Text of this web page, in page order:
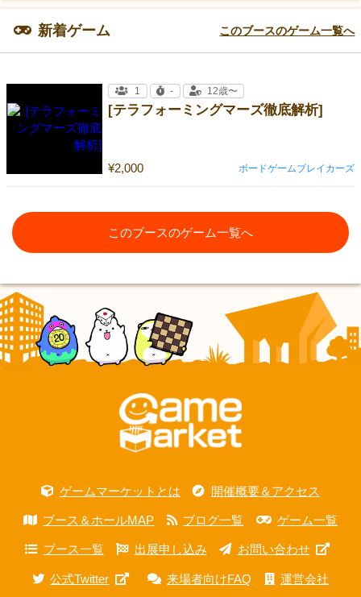
新着ゲーム このブースのゲーム一覧へ
[テラフォーミングマーズ徹底解析]
¥2,000
1 - 12歳〜
ボードゲームブレイカーズ
このブースのゲーム一覧へ
ゲームマーケットとは 開催概要＆アクセス
ブース＆ホールMAP ブログ一覧 ゲーム一覧
ブース一覧 出展申し込み お問い合わせ
公式Twitter 来場者向けFAQ 運営会社